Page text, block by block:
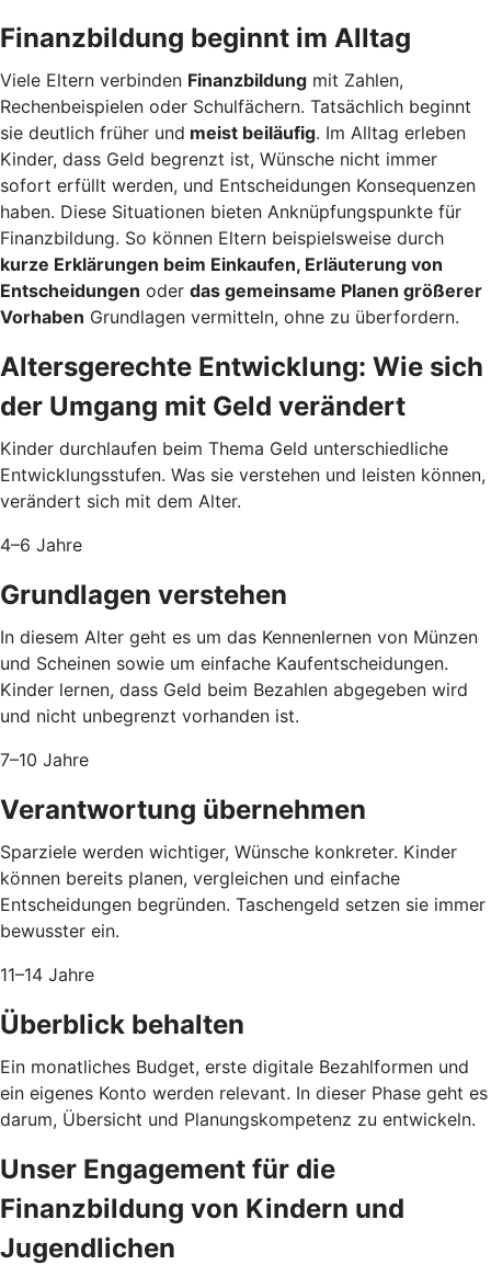
Finanzbildung beginnt im Alltag
Viele Eltern verbinden Finanzbildung mit Zahlen,
Rechenbeispielen oder Schulfächern. Tatsächlich beginnt
sie deutlich früher und meist beiläufig. Im Alltag erleben
Kinder, dass Geld begrenzt ist, Wünsche nicht immer
sofort erfüllt werden, und Entscheidungen Konsequenzen
haben. Diese Situationen bieten Anknüpfungspunkte für
Finanzbildung. So können Eltern beispielsweise durch
kurze Erklärungen beim Einkaufen, Erläuterung von
Entscheidungen oder das gemeinsame Planen größerer
Vorhaben Grundlagen vermitteln, ohne zu überfordern.
Altersgerechte Entwicklung: Wie sich
der Umgang mit Geld verändert
Kinder durchlaufen beim Thema Geld unterschiedliche
Entwicklungsstufen. Was sie verstehen und leisten können,
verändert sich mit dem Alter.
4–6 Jahre
Grundlagen verstehen
In diesem Alter geht es um das Kennenlernen von Münzen
und Scheinen sowie um einfache Kaufentscheidungen.
Kinder lernen, dass Geld beim Bezahlen abgegeben wird
und nicht unbegrenzt vorhanden ist.
7–10 Jahre
Verantwortung übernehmen
Sparziele werden wichtiger, Wünsche konkreter. Kinder
können bereits planen, vergleichen und einfache
Entscheidungen begründen. Taschengeld setzen sie immer
bewusster ein.
11–14 Jahre
Überblick behalten
Ein monatliches Budget, erste digitale Bezahlformen und
ein eigenes Konto werden relevant. In dieser Phase geht es
darum, Übersicht und Planungskompetenz zu entwickeln.
Unser Engagement für die
Finanzbildung von Kindern und
Jugendlichen